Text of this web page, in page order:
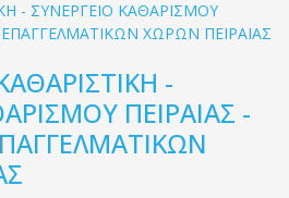
-
ΠΕΙΡΑΙΑΣ -